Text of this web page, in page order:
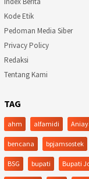
Kode Etik
Pedoman Media Siber
Privacy Policy
Redaksi
Tentang Kami
TAG
ahm alfamidi
bencana bpjamsostek
BSG bupati Bupati